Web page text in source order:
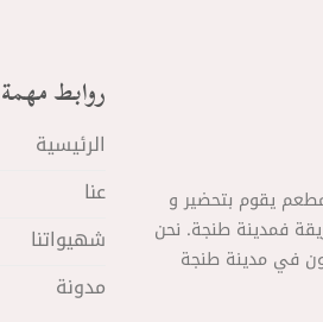
يقوم بتحضير و
فمدينة طنجة. نحن
روابط مهمة
الرئيسية
عنا
شهيواتنا
مدونة